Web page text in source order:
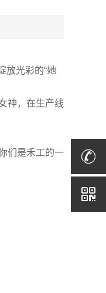
放光彩的“她
神，在生产线
们是禾工的一